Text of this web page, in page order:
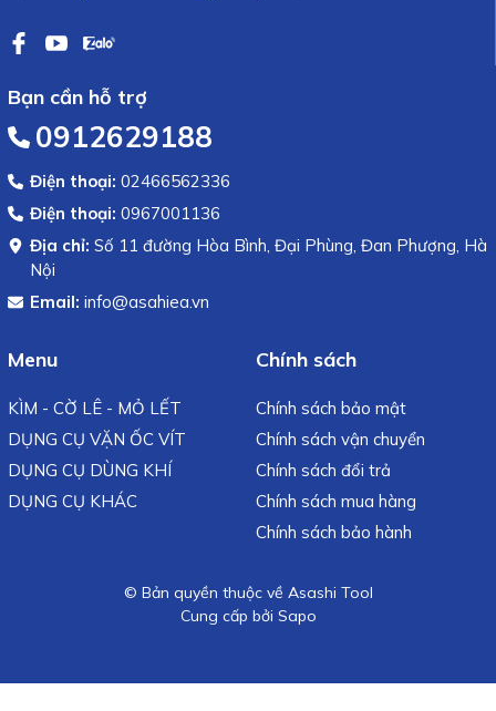
Bạn cần hỗ trợ
0912629188
Điện thoại: 02466562336
Điện thoại: 0967001136
Địa chỉ: Số 11 đường Hòa Bình, Đại Phùng, Đan Phượng, Hà
Nội
Email: info@asahiea.vn
Menu
KÌM - CỜ LÊ - MỎ LẾT
DỤNG CỤ VẶN ỐC VÍT
DỤNG CỤ DÙNG KHÍ
DỤNG CỤ KHÁC
Chính sách
Chính sách bảo mật
Chính sách vận chuyển
Chính sách đổi trả
Chính sách mua hàng
Chính sách bảo hành
© Bản quyền thuộc về Asashi Tool
Cung cấp bởi Sapo